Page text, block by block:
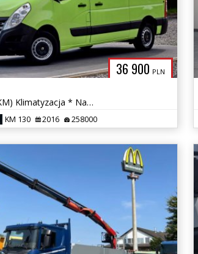
36 900 PLN
2.3 dCi (130 KM) Klimatyzacja * Nawigacja * 3 os. * PDC * Hak *
KM 130 2016 258000